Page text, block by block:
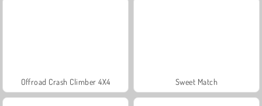
Offroad Crash Climber 4X4 Sweet Match